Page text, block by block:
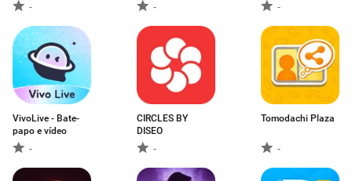
-
-
-
VivoLive - Bate-
papo e vídeo
-
CIRCLES BY
DISEO
-
Tomodachi Plaza
-